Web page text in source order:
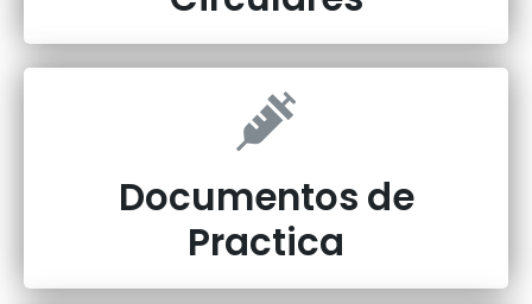
Documentos de
Practica